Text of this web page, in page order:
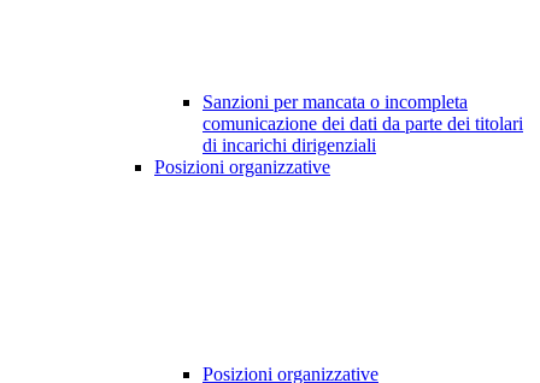
Sanzioni per mancata o incompleta
comunicazione dei dati da parte dei titolari
di incarichi dirigenziali
Posizioni organizzative
Posizioni organizzative